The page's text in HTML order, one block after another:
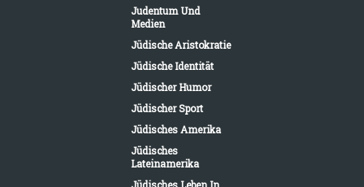
Judentum Und
Medien
Jüdische Aristokratie
Jüdische Identität
Jüdischer Humor
Jüdischer Sport
Jüdisches Amerika
Jüdisches
Lateinamerika
Jüdisches Leben In